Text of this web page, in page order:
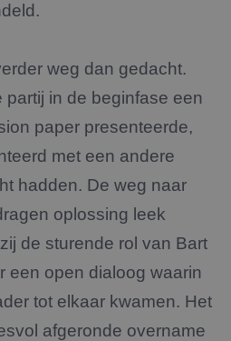
weg dan gedacht.
in de beginfase een
paper presenteerde,
met een andere
hadden. De weg naar
oplossing leek
de sturende rol van Bart
een open dialoog waarin
tot elkaar kwamen. Het
afgeronde overname